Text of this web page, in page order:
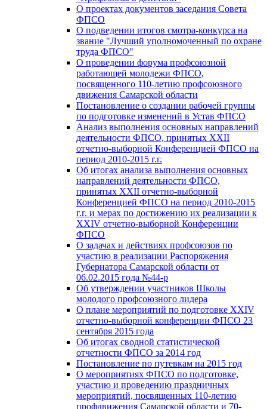
О проектах документов заседания Совета
ФПСО
О подведении итогов смотра-конкурса на
звание "Лучший уполномоченный по охране
труда ФПСО"
О проведении форума профсоюзной
работающей молодежи ФПСО,
посвященного 110-летию профсоюзного
движения Самарской области
Постановление о создании рабочей группы
по подготовке изменений в Устав ФПСО
Анализ выполнения основных направлений
деятельности ФПСО, принятых XXII
отчетно-выборной Конференцией ФПСО на
период 2010-2015 г.г.
Об итогах анализа выполнения основных
направлений деятельности ФПСО,
принятых XXII отчетно-выборной
Конференцией ФПСО на период 2010-2015
г.г. и мерах по достижению их реализации к
XXIV отчетно-выборной Конференции
ФПСО
О задачах и действиях профсоюзов по
участию в реализации Распоряжения
Губернатора Самарской области от
06.02.2015 года №44-р
Об утверждении участников Школы
молодого профсоюзного лидера
О плане мероприятий по подготовке XXIV
отчетно-выборной конференции ФПСО 23
сентября 2015 года
Об итогах сводной статистической
отчетности ФПСО за 2014 год
Постановление по путевкам на 2015 год
О мероприятиях ФПСО по подготовке,
участию и проведению праздничных
мероприятий, посвященных 110-летию
профдвижения Самарской области и 70-